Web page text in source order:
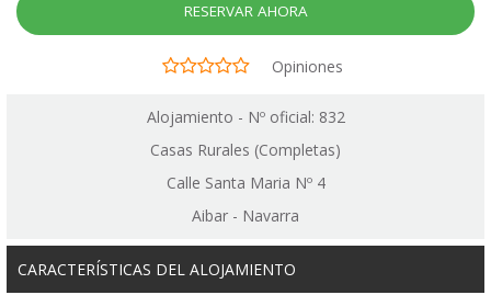
RESERVAR AHORA
Opiniones
Alojamiento - Nº oficial: 832
Casas Rurales (Completas)
Calle Santa Maria Nº 4
Aibar - Navarra
CARACTERÍSTICAS DEL ALOJAMIENTO